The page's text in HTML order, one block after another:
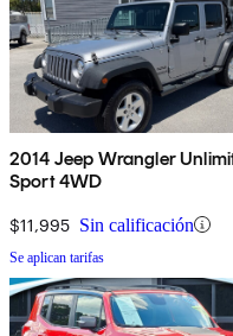
2014 Jeep Wrangler
Sport 4WD
$11,995 Sin calificación
Se aplican tarifas